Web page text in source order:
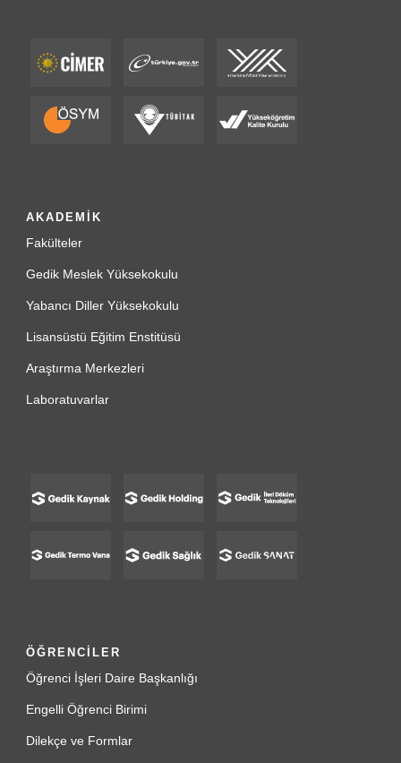
AKADEMİK
Fakülteler
Gedik Meslek Yüksekokulu
Yabancı Diller Yüksekokulu
Lisansüstü Eğitim Enstitüsü
Araştırma Merkezleri
Laboratuvarlar
ÖĞRENCİLER
Öğrenci İşleri Daire Başkanlığı
Engelli Öğrenci Birimi
Dilekçe ve Formlar